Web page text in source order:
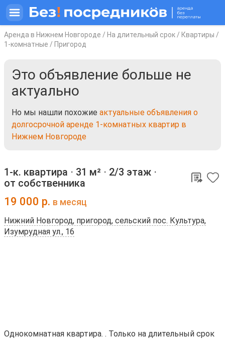
Аренда в Нижнем Новгороде / На длительный срок / Квартиры /
1-комнатные / Пригород
Это объявление больше не
актуально
Но мы нашли похожие актуальные объявления о
долгосрочной аренде 1-комнатных квартир в
Нижнем Новгороде
1-к. квартира ⋅ 31 м² ⋅ 2/3 этаж ⋅
от собственника
19 000 р. в месяц
Нижний Новгород, пригород, сельский пос. Культура,
Изумрудная ул., 16
Однокомнатная квартира. . Только на длительный срок